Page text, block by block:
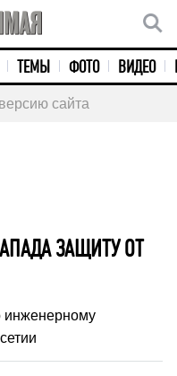
ТЕМЫ ФОТО ВИДЕО
сайта
ЗАЩИТУ ОТ
инженерному